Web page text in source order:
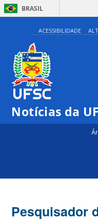
BRASIL
ACESSIBILIDADE
Notícias da
Pesquisador